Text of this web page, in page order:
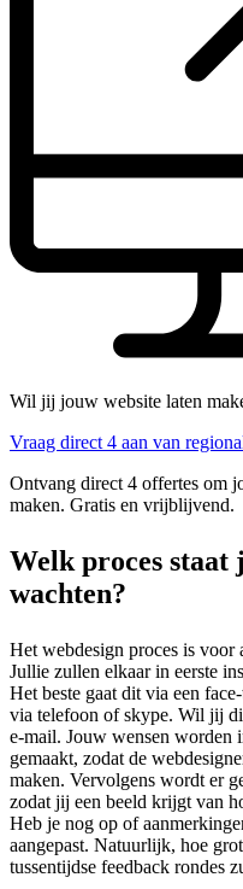
Wil jij jouw website laten
Vraag direct 4 aan van
Ontvang direct 4 offertes om
maken. Gratis en vrijblijvend.
Welk proces staat
wachten?
Het webdesign proces is voor
Jullie zullen elkaar in eerste
Het beste gaat dit via een
via telefoon of skype. Wil jij
e-mail. Jouw wensen worden
gemaakt, zodat de
maken. Vervolgens wordt er
zodat jij een beeld krijgt van
Heb je nog op of
aangepast. Natuurlijk, hoe
tussentijdse feedback rondes